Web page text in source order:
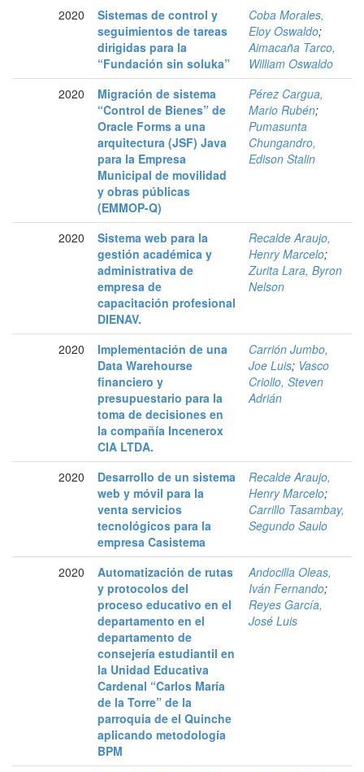
2020
Sistemas de control y
seguimientos de tareas
dirigidas para la
“Fundación sin soluka”
Coba Morales,
Eloy Oswaldo;
Aimacaña Tarco,
William Oswaldo
2020
Migración de sistema
“Control de Bienes” de
Oracle Forms a una
arquitectura (JSF) Java
para la Empresa
Municipal de movilidad
y obras públicas
(EMMOP-Q)
Pérez Cargua,
Mario Rubén;
Pumasunta
Chungandro,
Edison Stalin
2020
Sistema web para la
gestión académica y
administrativa de
empresa de
capacitación profesional
DIENAV.
Recalde Araujo,
Henry Marcelo;
Zurita Lara, Byron
Nelson
2020
Implementación de una
Data Warehourse
financiero y
presupuestario para la
toma de decisiones en
la compañía Incenerox
CIA LTDA.
Carrión Jumbo,
Joe Luis; Vasco
Criollo, Steven
Adrián
2020
Desarrollo de un sistema
web y móvil para la
venta servicios
tecnológicos para la
empresa Casistema
Recalde Araujo,
Henry Marcelo;
Carrillo Tasambay,
Segundo Saulo
2020
Automatización de rutas
y protocolos del
proceso educativo en el
departamento en el
departamento de
consejería estudiantil en
la Unidad Educativa
Cardenal “Carlos María
de la Torre” de la
parroquia de el Quinche
aplicando metodología
BPM
Andocilla Oleas,
Iván Fernando;
Reyes García,
José Luis